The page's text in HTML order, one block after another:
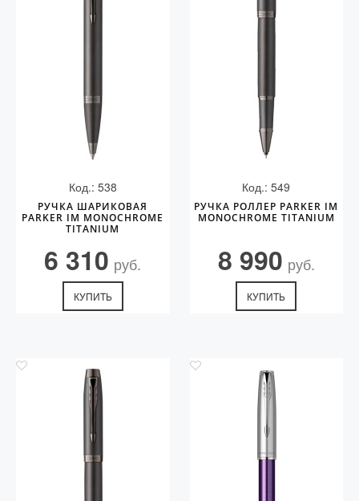
Код.: 538
РУЧКА ШАРИКОВАЯ
PARKER IM MONOCHROME
TITANIUM
6 310 руб.
КУПИТЬ
Код.: 549
РУЧКА РОЛЛЕР PARKER IM
MONOCHROME TITANIUM
8 990 руб.
КУПИТЬ